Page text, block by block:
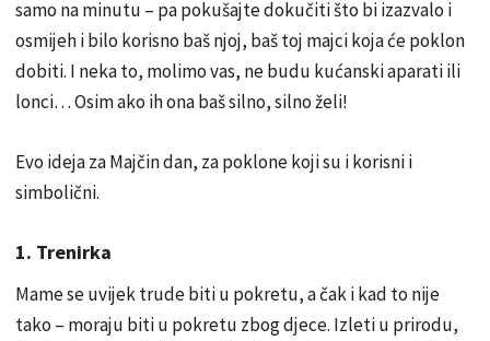
samo na minutu – pa pokušajte dokučiti što bi izazvalo i
osmijeh i bilo korisno baš njoj, baš toj majci koja će poklon
dobiti. I neka to, molimo vas, ne budu kućanski aparati ili
lonci… Osim ako ih ona baš silno, silno želi!
Evo ideja za Majčin dan, za poklone koji su i korisni i
simbolični.
1. Trenirka
Mame se uvijek trude biti u pokretu, a čak i kad to nije
tako – moraju biti u pokretu zbog djece. Izleti u prirodu,